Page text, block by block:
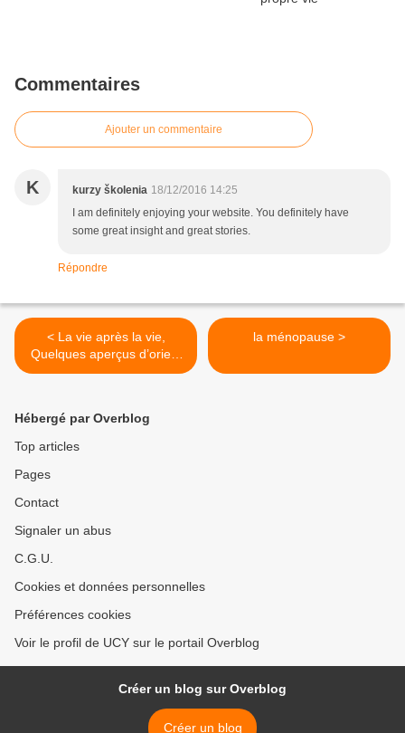
Commentaires
Ajouter un commentaire
K kurzy školenia 18/12/2016 14:25
I am definitely enjoying your website. You definitely have
some great insight and great stories.
Répondre
< La vie après la vie,
Quelques aperçus d’orient
et d’occident - 2ème partie
la ménopause >
Hébergé par Overblog
Top articles
Pages
Contact
Signaler un abus
C.G.U.
Cookies et données personnelles
Préférences cookies
Voir le profil de UCY sur le portail Overblog
Créer un blog sur Overblog
Créer un blog